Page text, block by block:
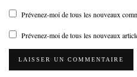
Prévenez-moi de tous les nouveaux
Prévenez-moi de tous les nouveaux